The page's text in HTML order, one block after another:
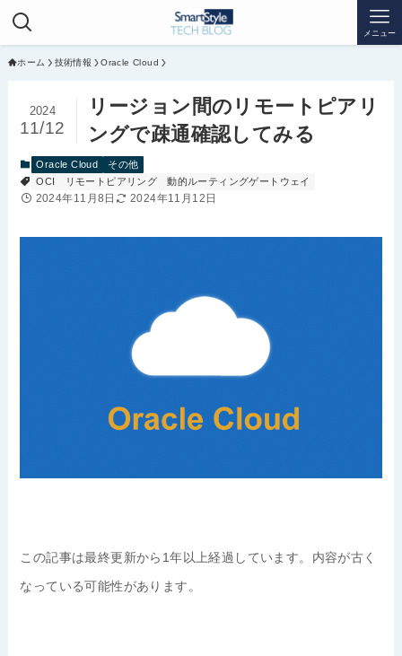
メニュー
ホーム 技術情報 Oracle Cloud
リージョン間のリモートピアリ
ングで疎通確認してみる
2024
11/12
Oracle Cloud
その他
OCI
リモートピアリング 動的ルーティングゲートウェイ
2024年11月8日 2024年11月12日
この記事は最終更新から1年以上経過しています。内容が古く
なっている可能性があります。